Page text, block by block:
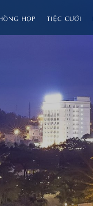
HỌP TIỆC CƯỚI